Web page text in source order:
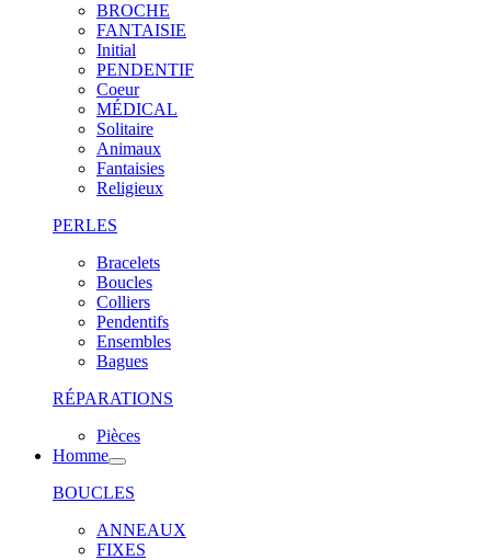
BROCHE
FANTAISIE
Initial
PENDENTIF
Coeur
MÉDICAL
Solitaire
Animaux
Fantaisies
Religieux
PERLES
Bracelets
Boucles
Colliers
Pendentifs
Ensembles
Bagues
RÉPARATIONS
Pièces
Homme
BOUCLES
ANNEAUX
FIXES